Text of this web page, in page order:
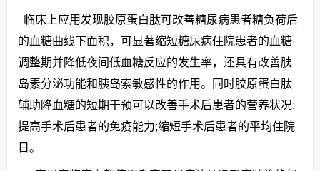
临床上应用发现胶原蛋白肽可改善糖尿病患者糖负荷后
的血糖曲线下面积，可显著缩短糖尿病住院患者的血糖
调整期并降低夜间低血糖反应的发生率，还具有改善胰
岛素分泌功能和胰岛索敏感性的作用。同时胶原蛋白肽
辅助降血糖的短期干预可以改善手术后患者的营养状况;
提高手术后患者的免疫能力;缩短手术后患者的平均住院
日。